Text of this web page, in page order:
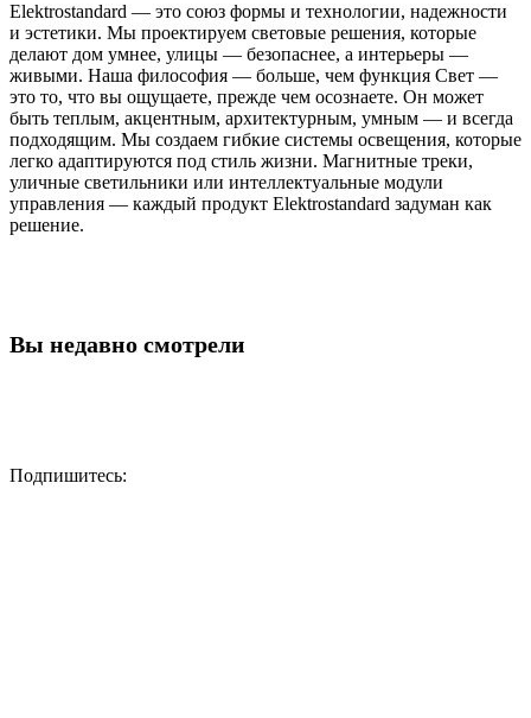
Elektrostandard — это союз формы и технологии, надежности
и эстетики. Мы проектируем световые решения, которые
делают дом умнее, улицы — безопаснее, а интерьеры —
живыми. Наша философия — больше, чем функция Свет —
это то, что вы ощущаете, прежде чем осознаете. Он может
быть теплым, акцентным, архитектурным, умным — и всегда
подходящим. Мы создаем гибкие системы освещения, которые
легко адаптируются под стиль жизни. Магнитные треки,
уличные светильники или интеллектуальные модули
управления — каждый продукт Elektrostandard задуман как
решение.
Вы недавно смотрели
Подпишитесь: